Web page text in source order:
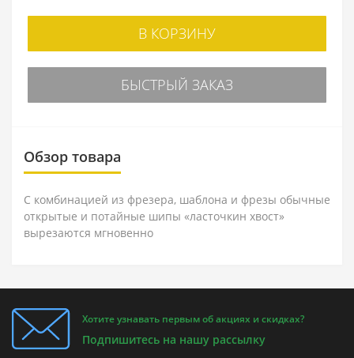
В КОРЗИНУ
БЫСТРЫЙ ЗАКАЗ
Обзор товара
С комбинацией из фрезера, шаблона и фрезы обычные
открытые и потайные шипы «ласточкин хвост»
вырезаются мгновенно
Хотите узнавать первым об акциях и скидках?
Подпишитесь на нашу рассылку